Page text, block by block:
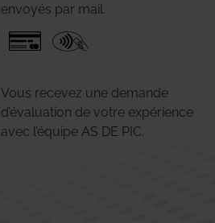
envoyés par mail.
Vous recevez une demande
d’évaluation de votre expérience
avec l’équipe AS DE PIC.